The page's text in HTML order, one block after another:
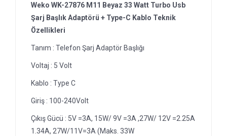
Weko WK-27876 M11 Beyaz 33 Watt Turbo Usb
Şarj Başlık Adaptörü + Type-C Kablo Teknik
Özellikleri
Tanım : Telefon Şarj Adaptör Başlığı
Voltaj : 5 Volt
Kablo : Type C
Giriş : 100-240Volt
Çıkış Gücü : 5V =3A, 15W/ 9V =3A ,27W/ 12V =2.25A
1.34A, 27W/11V=3A (Maks. 33W